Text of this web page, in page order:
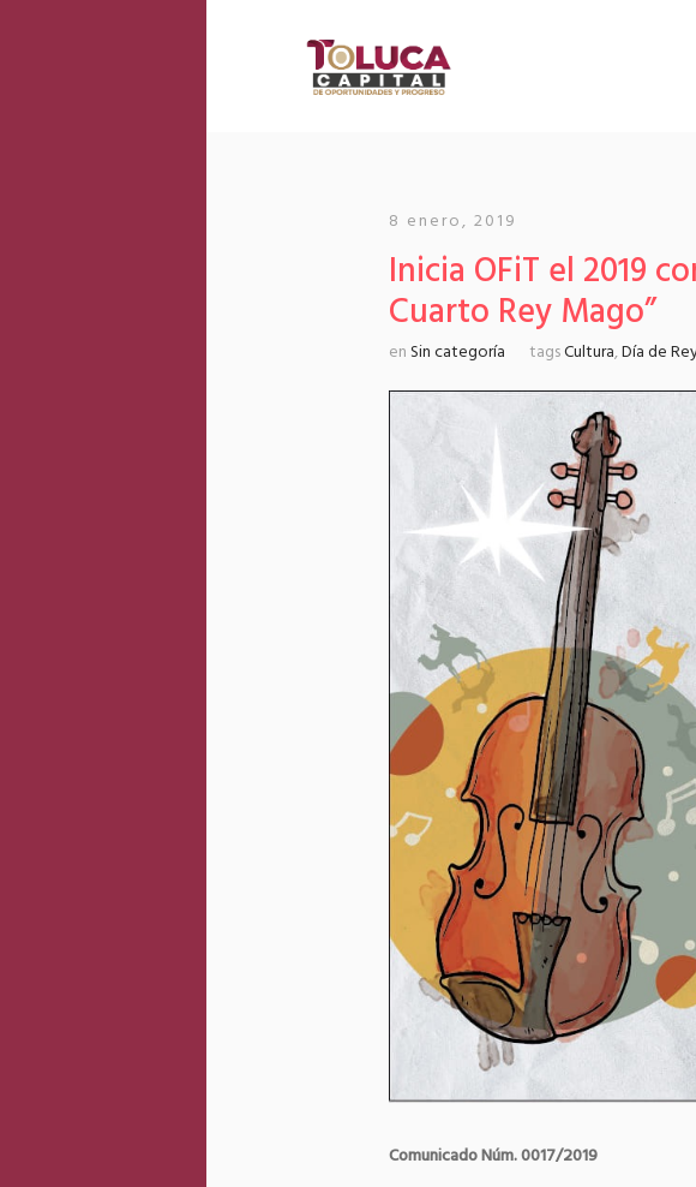
8 enero, 2019
Inicia OFiT el 2019
Cuarto Rey Mago”
en Sin categoría tagsCultura,Día de
Comunicado Núm. 0017/2019